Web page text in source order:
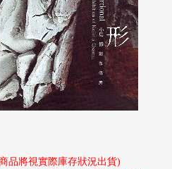
品將視實際庫存狀況出貨)